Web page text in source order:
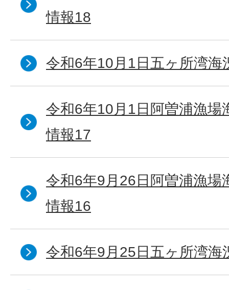
情報18
令和6年10月1日五ヶ所湾海
令和6年10月1日阿曽浦漁場
情報17
令和6年9月26日阿曽浦漁場
情報16
令和6年9月25日五ヶ所湾海